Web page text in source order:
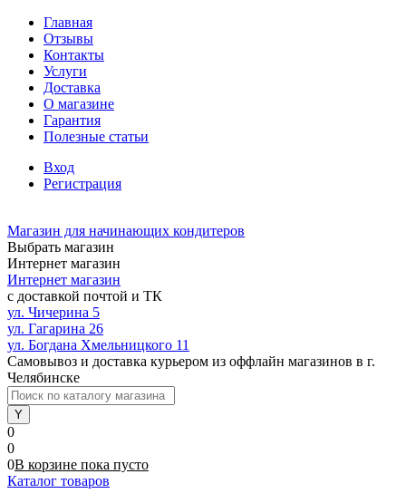
Главная
Отзывы
Контакты
Услуги
Доставка
О магазине
Гарантия
Полезные статьи
Вход
Регистрация
Магазин для начинающих кондитеров
Выбрать магазин
Интернет магазин
Интернет магазин
с доставкой почтой и ТК
ул. Чичерина 5
ул. Гагарина 26
ул. Богдана Хмельницкого 11
Самовывоз и доставка курьером из оффлайн магазинов в г.
Челябинске
0
0
0В корзине пока пусто
Каталог товаров